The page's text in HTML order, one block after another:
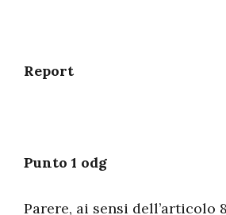
Report
Punto 1 odg
Parere, ai sensi dell’articolo